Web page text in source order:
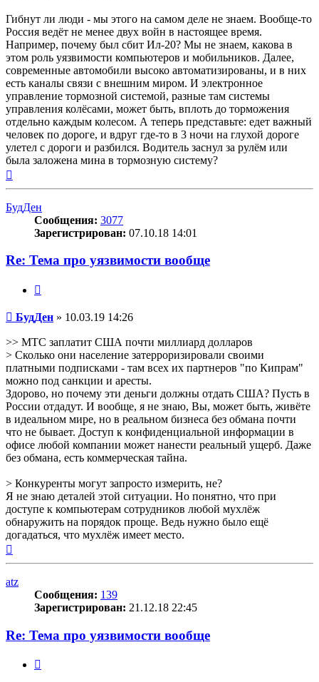
Гибнут ли люди - мы этого на самом деле не знаем. Вообще-то
Россия ведёт не менее двух войн в настоящее время.
Например, почему был сбит Ил-20? Мы не знаем, какова в
этом роль уязвимости компьютеров и мобильников. Далее,
современные автомобили высоко автоматизированы, и в них
есть каналы связи с внешним миром. И электронное
управление тормозной системой, разные там системы
управления колёсами, может быть, вплоть до торможения
отдельно каждым колесом. А теперь представьте: едет важный
человек по дороге, и вдруг где-то в 3 ночи на глухой дороге
улетел с дороги и разбился. Водитель заснул за рулём или
была заложена мина в тормозную систему?
БудДен
Сообщения: 3077
Зарегистрирован: 07.10.18 14:01
Re: Тема про уязвимости вообще
Сообщение
БудДен » 10.03.19 14:26
>> МТС заплатит США почти миллиард долларов
> Сколько они население затерроризировали своими
платными подписками - там всех их партнеров "по Кипрам"
можно под санкции и аресты.
Здорово, но почему эти деньги должны отдать США? Пусть в
России отдадут. И вообще, я не знаю, Вы, может быть, живёте
в идеальном мире, но в реальном бизнеса без обмана почти
что не бывает. Доступ к конфиденциальной информации в
офисе любой компании может нанести реальный ущерб. Даже
без обмана, есть коммерческая тайна.
> Конкуренты могут запросто измерить, не?
Я не знаю деталей этой ситуации. Но понятно, что при
доступе к компьютерам сотрудников любой мухлёж
обнаружить на порядок проще. Ведь нужно было ещё
догадаться, что мухлёж имеет место.
atz
Сообщения: 139
Зарегистрирован: 21.12.18 22:45
Re: Тема про уязвимости вообще